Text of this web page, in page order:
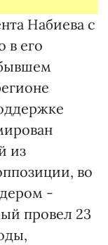
Набиева с
в его
из
во
-
провел 23